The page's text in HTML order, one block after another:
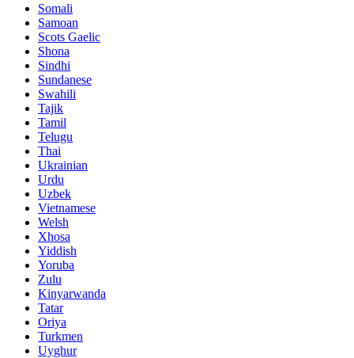
Somali
Samoan
Scots Gaelic
Shona
Sindhi
Sundanese
Swahili
Tajik
Tamil
Telugu
Thai
Ukrainian
Urdu
Uzbek
Vietnamese
Welsh
Xhosa
Yiddish
Yoruba
Zulu
Kinyarwanda
Tatar
Oriya
Turkmen
Uyghur